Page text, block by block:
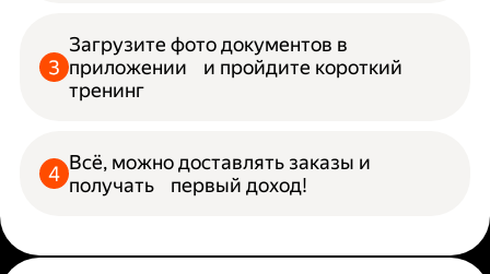
Загрузите фото документов в
приложении и пройдите короткий
тренинг
Всё, можно доставлять заказы и
получать первый доход!